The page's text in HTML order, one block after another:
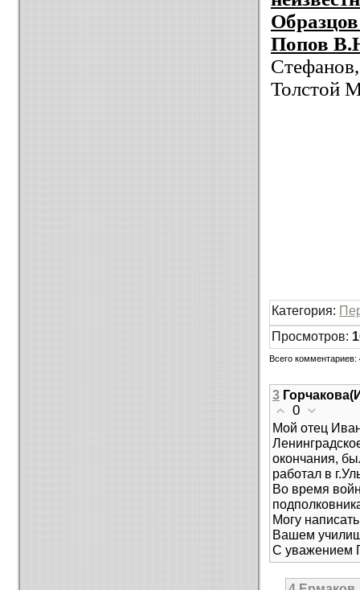
Попов
Стефанов,
Толстой
Категория:
Просмотров:
Всего комментариев:
3
0
Мой отец
окончания,
работал в
Во время
Могу
Вашем
С уважением